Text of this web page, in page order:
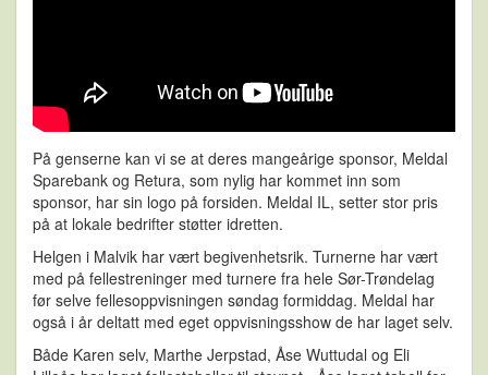
På genserne kan vi se at deres mangeårige sponsor, Meldal
Sparebank og Retura, som nylig har kommet inn som
sponsor, har sin logo på forsiden. Meldal IL, setter stor pris
på at lokale bedrifter støtter idretten.
Helgen i Malvik har vært begivenhetsrik. Turnerne har vært
med på fellestreninger med turnere fra hele Sør-Trøndelag
før selve fellesoppvisningen søndag formiddag. Meldal har
også i år deltatt med eget oppvisningsshow de har laget selv.
Både Karen selv, Marthe Jerpstad, Åse Wuttudal og Eli